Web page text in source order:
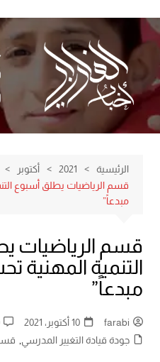
إلى
المحتوى
الرئيسية 2021 أكتوبر
قسم الرياضيات يطلق أسبوع
مبدعاً”
قسم الرياضيات
التنمية المهنية
مبدعاً”
farabi 10 أكتوبر، 2021
جودة قيادة التغيير المدرسي,